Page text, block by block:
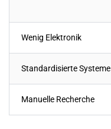
Wenig Elektronik
Standardisierte Systeme
Manuelle Recherche